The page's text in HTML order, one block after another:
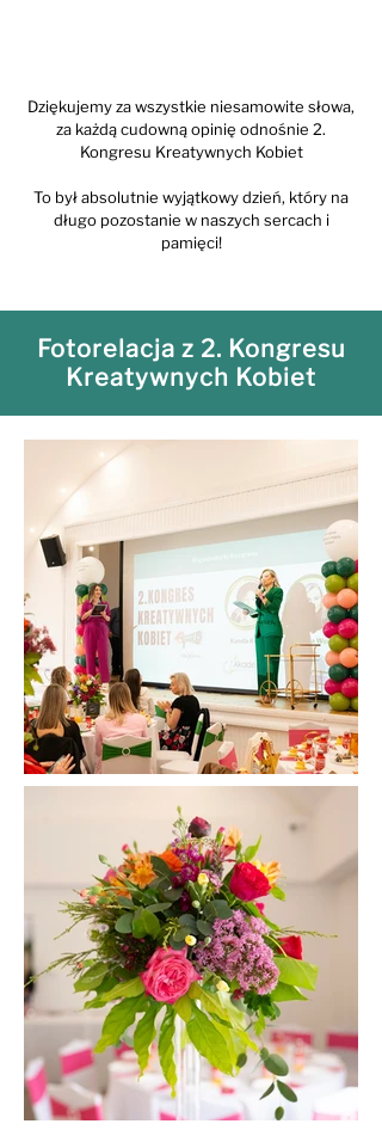
Dziękujemy za wszystkie niesamowite słowa,
za każdą cudowną opinię odnośnie 2.
Kongresu Kreatywnych Kobiet
To był absolutnie wyjątkowy dzień, który na
długo pozostanie w naszych sercach i
pamięci!
Fotorelacja z 2. Kongresu
Kreatywnych Kobiet